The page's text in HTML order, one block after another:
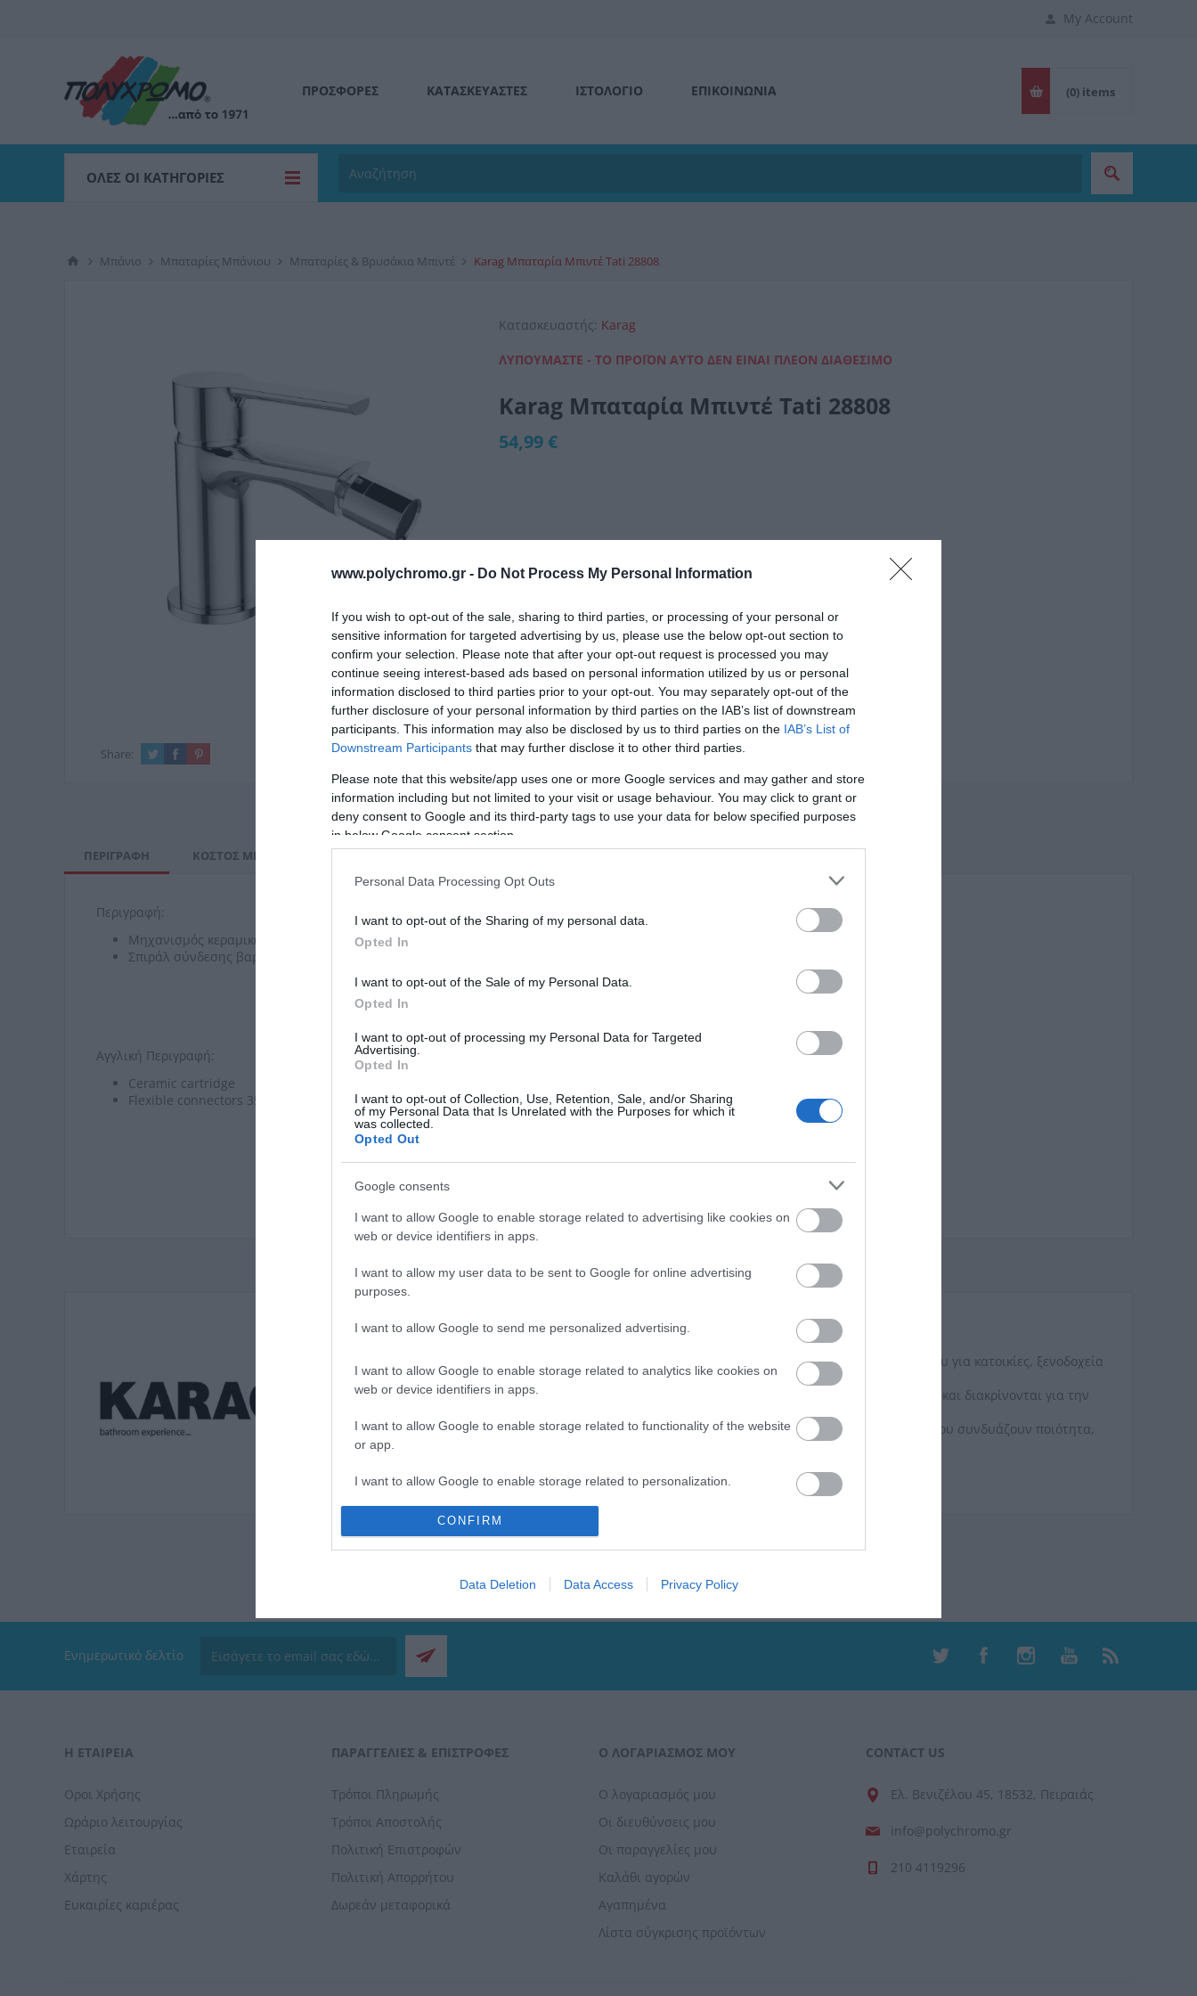
www.polychromo.gr - Do Not Process My Personal Information
If you wish to opt-out of the sale, sharing to third parties, or processing of your personal or
sensitive information for targeted advertising by us, please use the below opt-out section to
confirm your selection. Please note that after your opt-out request is processed you may
continue seeing interest-based ads based on personal information utilized by us or personal
information disclosed to third parties prior to your opt-out. You may separately opt-out of the
further disclosure of your personal information by third parties on the IAB’s list of downstream
participants. This information may also be disclosed by us to third parties on the IAB’s List of
Downstream Participants that may further disclose it to other third parties.
Please note that this website/app uses one or more Google services and may gather and store
information including but not limited to your visit or usage behaviour. You may click to grant or
deny consent to Google and its third-party tags to use your data for below specified purposes
in below Google consent section.
Personal Data Processing Opt Outs
I want to opt-out of the Sharing of my personal data.
Opted In
I want to opt-out of the Sale of my Personal Data.
Opted In
I want to opt-out of processing my Personal Data for Targeted
Advertising.
Opted In
I want to opt-out of Collection, Use, Retention, Sale, and/or Sharing
of my Personal Data that Is Unrelated with the Purposes for which it
was collected.
Opted Out
Google consents
I want to allow Google to enable storage related to advertising like cookies on
web or device identifiers in apps.
I want to allow my user data to be sent to Google for online advertising
purposes.
I want to allow Google to send me personalized advertising.
I want to allow Google to enable storage related to analytics like cookies on
web or device identifiers in apps.
I want to allow Google to enable storage related to functionality of the website
or app.
I want to allow Google to enable storage related to personalization.
I want to allow Google to enable storage related to security, including
CONFIRM
Data Deletion Data Access Privacy Policy
My Account
ΠΡΟΣΦΟΡΕΣ ΚΑΤΑΣΚΕΥΑΣΤΕΣ ΙΣΤΟΛΌΓΙΟ ΕΠΙΚΟΙΝΩΝΊΑ (0) items
ΌΛΕΣ ΟΙ ΚΑΤΗΓΟΡΊΕΣ
Μπάνιο Μπαταρίες Μπάνιου Μπαταρίες & Βρυσάκια Μπιντέ Karag Μπαταρία Μπιντέ Tati 28808
Κατασκευαστής: Karag
ΛΥΠΟΎΜΑΣΤΕ - ΤΟ ΠΡΟΪΌΝ ΑΥΤΌ ΔΕΝ ΕΊΝΑΙ ΠΛΈΟΝ ΔΙΑΘΈΣΙΜΟ
Karag Μπαταρία Μπιντέ Tati 28808
54,99 €
Share:
ΠΕΡΙΓΡΑΦΉ ΚΌΣΤΟΣ ΜΕΤΑΦΟΡΙΚΏΝ
Περιγραφή:
Μηχανισμός κεραμικών δίσκων
Σπιράλ σύνδεσης βαρέως τύπου 35 cm
Αγγλική Περιγραφή:
Ceramic cartridge
Flexible connectors 35cm
προσφέρει ένα σύγχρονο τεχνολογικό εξοπλισμό ολοκληρωμένου μπάνιου για κατοικίες, ξενοδοχεία
και άτομα με ειδικές ανάγκες.
Όλα τα υλικά ανταποκρίνονται στις υψηλότερες ποιοτικές προδιαγραφές υγιεινής και διακρίνονται για την
Ερευνούν διαρκώς τη διεθνή αγορά για να προσφέρουν στους πελάτες προϊόντα που συνδυάζουν ποιότητα,
Ενημερωτικό δελτίο
Η ΕΤΑΙΡΕΙΑ
Οροι Χρήσης
Ωράριο λειτουργίας
Εταιρεία
Χάρτης
Ευκαιρίες καριέρας
ΠΑΡΑΓΓΕΛΊΕΣ & ΕΠΙΣΤΡΟΦΈΣ
Τρόποι Πληρωμής
Τρόποι Αποστολής
Πολιτική Επιστροφών
Πολιτική Απορρήτου
Δωρεάν μεταφορικά
Ο ΛΟΓΑΡΙΑΣΜΌΣ ΜΟΥ
Ο λογαριασμός μου
Οι διευθύνσεις μου
Οι παραγγελίες μου
Καλάθι αγορών
Αγαπημένα
Λίστα σύγκρισης προϊόντων
CONTACT US
Ελ. Βενιζέλου 45, 18532, Πειραιάς
info@polychromo.gr
210 4119296